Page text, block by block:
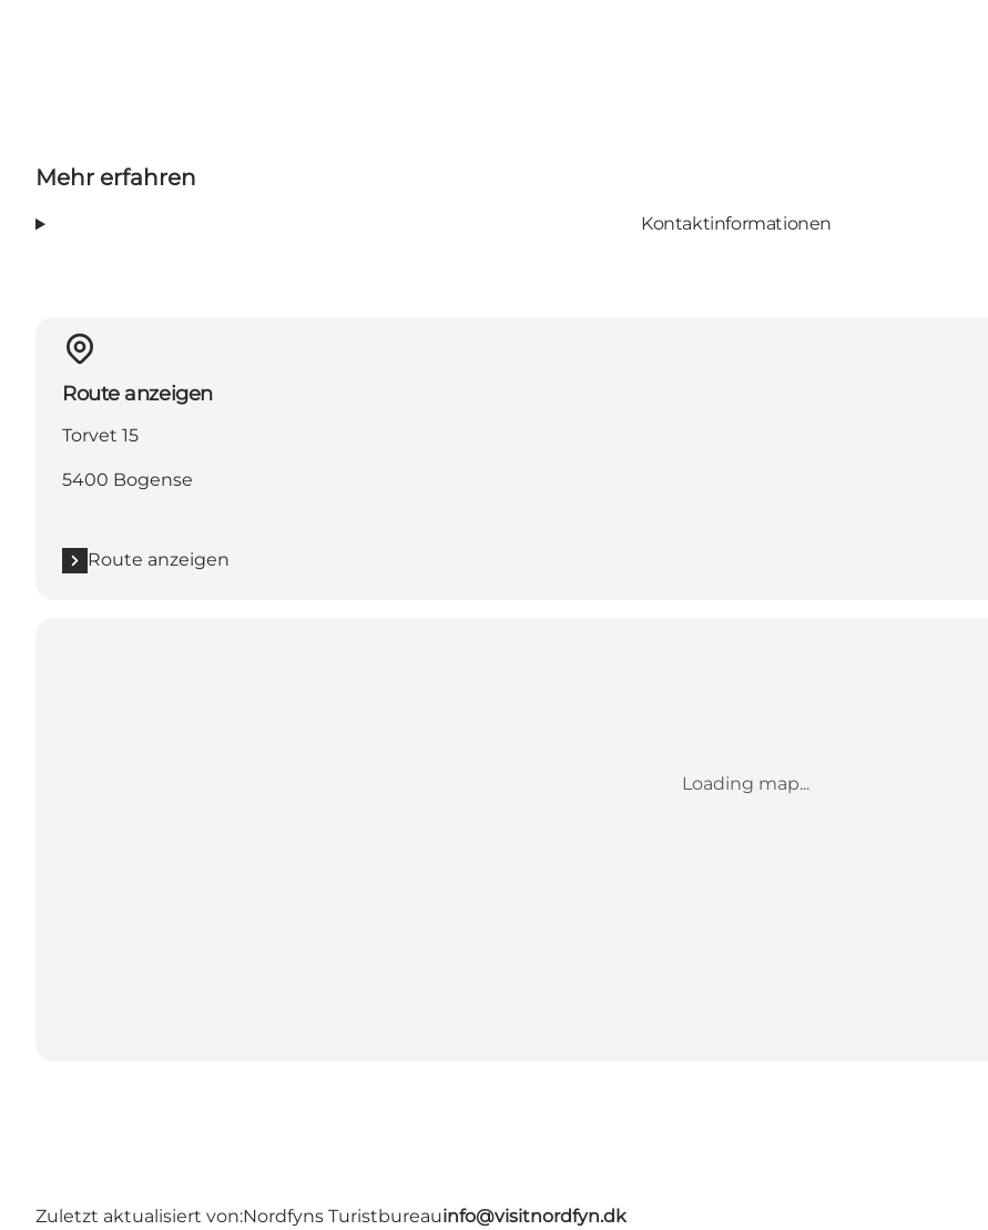
Mehr erfahren
Kontaktinformationen
Route anzeigen
Torvet 15
5400 Bogense
Route anzeigen
Loading map...
Zuletzt aktualisiert von:Nordfyns Turistbureauinfo@visitnordfyn.dk